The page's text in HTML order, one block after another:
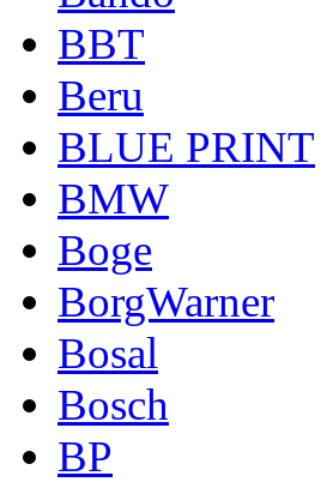
BBT
Beru
BLUE PRINT
BMW
Boge
BorgWarner
Bosal
Bosch
BP